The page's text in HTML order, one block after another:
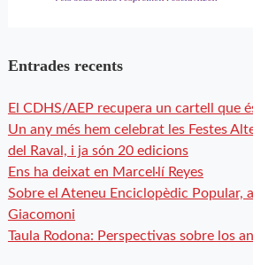
Entrades recents
El CDHS/AEP recupera un cartell que
Un any més hem celebrat les Festes
del Raval, i ja són 20 edicions
Ens ha deixat en Marcel·lí Reyes
Sobre el Ateneu Enciclopèdic Popular,
Giacomoni
Taula Rodona: Perspectivas sobre los